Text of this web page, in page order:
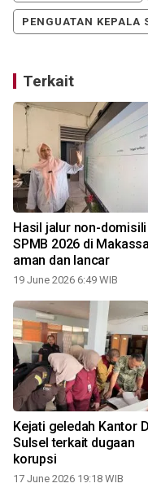
PENGUATAN KEPALA
Terkait
Hasil jalur non-domisili
SPMB 2026 di
aman dan lancar
19 June 2026 6:49 WIB
Kejati geledah Kantor
Sulsel terkait dugaan
korupsi
17 June 2026 19:18 WIB